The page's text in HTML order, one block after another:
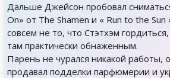
Дальше Джейсон пробовал сниматься
On» от The Shamen и « Run to the
совсем не то, что Стэтхэм
там практически обнаженным.
Парень не чурался никакой работы,
продавал подделки парфюмерии и